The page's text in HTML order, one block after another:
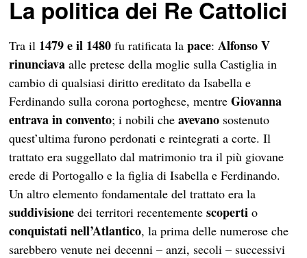
La politica dei Re Cattolici
Tra il 1479 e il 1480fu ratificata lapace:Alfonso V
rinunciava alle pretese della moglie sulla Castiglia in
cambio di qualsiasi diritto ereditato da Isabella e
Ferdinando sulla corona portoghese, mentreGiovanna
entrava in convento; i nobili cheavevano sostenuto
quest’ultima furono perdonati e reintegrati a corte. Il
trattato era suggellato dal matrimonio tra il più giovane
erede di Portogallo e la figlia di Isabella e Ferdinando.
Un altro elemento fondamentale del trattato era la
suddivisione dei territori recentementescoperti o
conquistati nell’Atlantico, la prima delle numerose che
sarebbero venute nei decenni – anzi, secoli – successivi